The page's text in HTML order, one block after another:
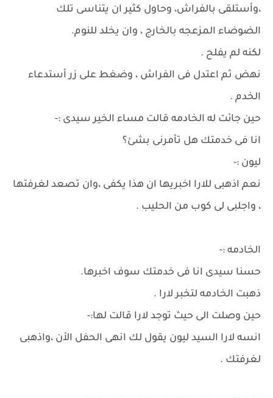
،وأستلقى بالفراش، وحاول كثير ان يتناسى تلك
الضوضاء المزعجه بالخارج ، وان يخلد للنوم.
لكنه لم يفلح .
نهض ثم اعتدل فى الفراش ، وضغط على زر أستدعاء
الخدم .
حين جائت له الخادمه قالت مساء الخير سيدى :-
انا فى خدمتك هل تأمرنى بشئ؟
ليون :-
نعم اذهبى للارا اخبريها ان هذا يكفى ،وان تصعد لغرفتها
، واجلبى لى كوب من الحليب .
الخادمه :-
حسنا سيدى انا فى خدمتك سوف اخبرها.
ذهبت الخادمه لتخبر لارا .
حين وصلت الى حيث توجد لارا قالت لها:-
انسه لارا السيد ليون يقول لك انهى الحفل الأن ،واذهبى
لغرفتك .